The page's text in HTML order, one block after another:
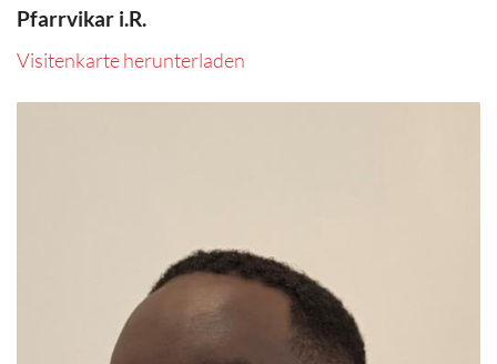
Pfarrvikar i.R.
Visitenkarte herunterladen